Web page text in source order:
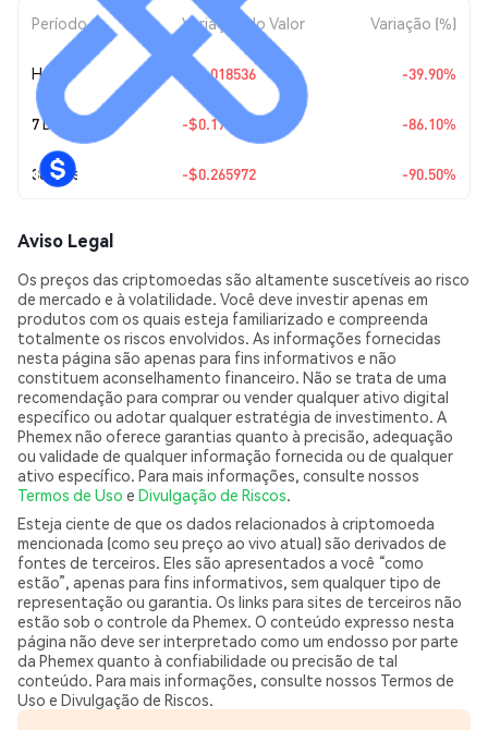
Período Variação do Valor Variação (%)
Hoje -$0.018536 -39.90%
7 Dias -$0.172942 -86.10%
30 Dias -$0.265972 -90.50%
Aviso Legal
Os preços das criptomoedas são altamente suscetíveis ao risco
de mercado e à volatilidade. Você deve investir apenas em
produtos com os quais esteja familiarizado e compreenda
totalmente os riscos envolvidos. As informações fornecidas
nesta página são apenas para fins informativos e não
constituem aconselhamento financeiro. Não se trata de uma
recomendação para comprar ou vender qualquer ativo digital
específico ou adotar qualquer estratégia de investimento. A
Phemex não oferece garantias quanto à precisão, adequação
ou validade de qualquer informação fornecida ou de qualquer
ativo específico. Para mais informações, consulte nossos
Termos de Uso e Divulgação de Riscos.
Esteja ciente de que os dados relacionados à criptomoeda
mencionada (como seu preço ao vivo atual) são derivados de
fontes de terceiros. Eles são apresentados a você “como
estão”, apenas para fins informativos, sem qualquer tipo de
representação ou garantia. Os links para sites de terceiros não
estão sob o controle da Phemex. O conteúdo expresso nesta
página não deve ser interpretado como um endosso por parte
da Phemex quanto à confiabilidade ou precisão de tal
conteúdo. Para mais informações, consulte nossos Termos de
Uso e Divulgação de Riscos.